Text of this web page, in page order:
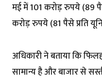
मई में 101 करोड़ रुपये (89
करोड़ रुपये (81 पैसे प्रति
अधिकारी ने बताया कि
सामान्य है और बाजार से